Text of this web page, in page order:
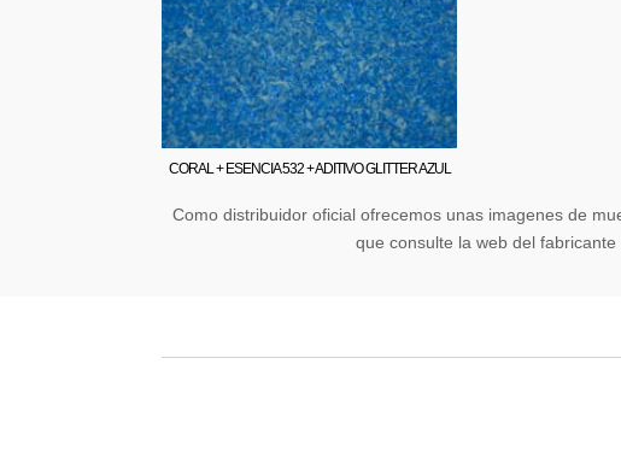
CORAL + ESENCIA 532 + ADITIVO GLITTER AZUL
Como distribuidor oficial ofrecemos unas imagenes de
que consulte la web del